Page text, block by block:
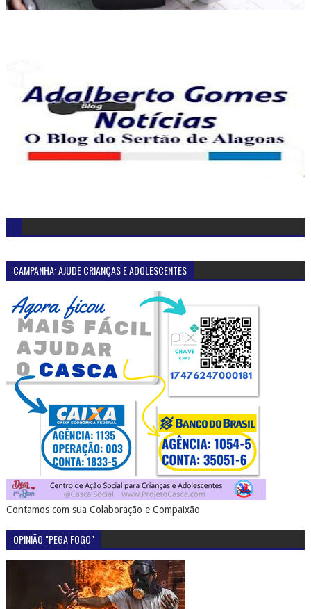
CAMPANHA: AJUDE CRIANÇAS E ADOLESCENTES
Contamos com sua Colaboração e Compaixão
OPINIÃO "PEGA FOGO"